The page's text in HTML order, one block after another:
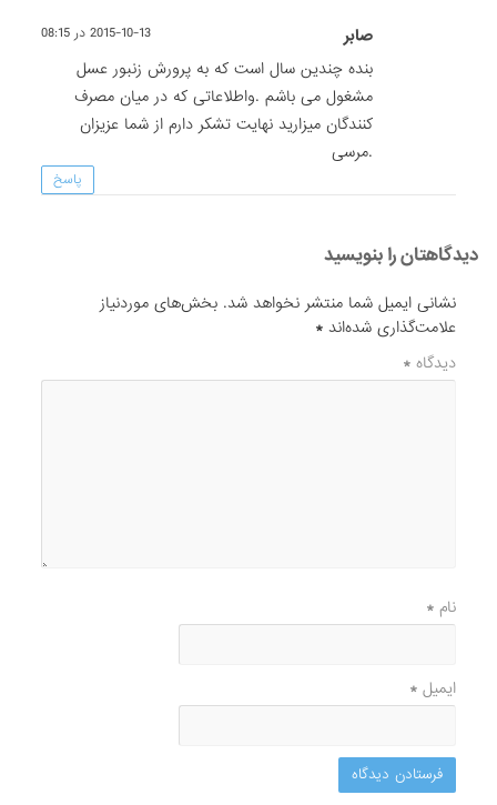
صابر 2015-10-13 در 08:15
بنده چندین سال است که به پرورش زنبور عسل
مشغول می باشم .واطلاعاتی که در میان مصرف
کنندگان میزارید نهایت تشکر دارم از شما عزیزان
.مرسی
پاسخ
دیدگاهتان را بنویسید
نشانی ایمیل شما منتشر نخواهد شد. بخش‌های موردنیاز
علامت‌گذاری شده‌اند*
دیدگاه*
نام*
ایمیل*